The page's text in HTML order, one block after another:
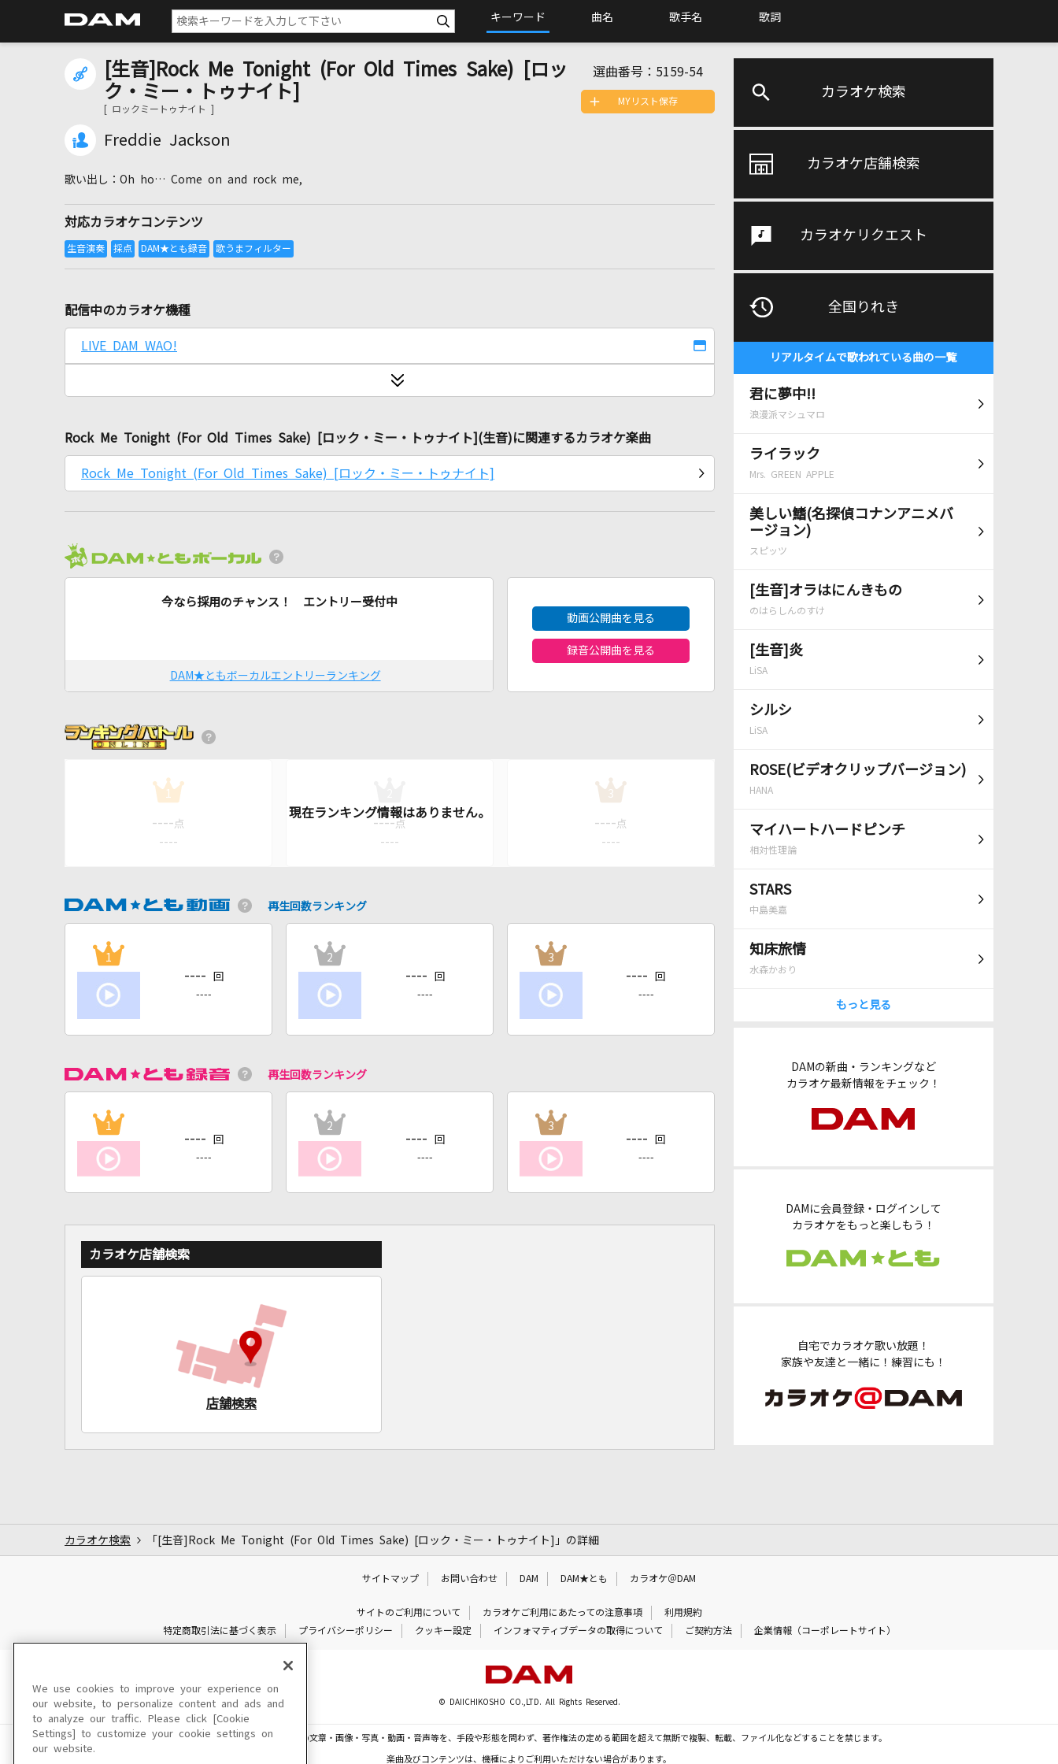
キーワード 曲名 歌手名 歌詞
カラオケ検索
カラオケ店舗検索
カラオケリクエスト
全国りれき
リアルタイムで歌われている曲の一覧
君に夢中!!
浪漫派マシュマロ
ライラック
Mrs. GREEN APPLE
美しい鰭(名探偵コナンアニメバ
ージョン)
スピッツ
[生音]オラはにんきもの
のはらしんのすけ
[生音]炎
LiSA
シルシ
LiSA
ROSE(ビデオクリップバージョン)
HANA
マイハートハードピンチ
相対性理論
STARS
中島美嘉
知床旅情
水森かおり
もっと見る
DAMの新曲・ランキングなど
カラオケ最新情報をチェック！
DAMに会員登録・ログインして
カラオケをもっと楽しもう！
自宅でカラオケ歌い放題！
家族や友達と一緒に！練習にも！
[生音]Rock Me Tonight (For Old Times Sake) [ロッ
ク・ミー・トゥナイト]
[ ロックミートゥナイト ]
Freddie Jackson
選曲番号： 5159-54
Oh ho… Come on and rock me,
対応カラオケコンテンツ
MYリスト保存
配信中のカラオケ機種
LIVE DAM WAO!
Rock Me Tonight (For Old Times Sake) [ロック・ミー・トゥナイト](生音)に関連するカラオケ楽曲
Rock Me Tonight (For Old Times Sake) [ロック・ミー・トゥナイト]
今なら採用のチャンス！ エントリー受付中
DAM★ともボーカルエントリーランキング
動画公開曲を見る
録音公開曲を見る
1
---- 点
----
---- 点
----
3
---- 点
----
再生回数ランキング
1
---- 回
----
2
---- 回
----
3
---- 回
----
再生回数ランキング
1
---- 回
----
2
---- 回
----
3
---- 回
----
カラオケ店舗検索
店舗検索
カラオケ検索 「[生音]Rock Me Tonight (For Old Times Sake) [ロック・ミー・トゥナイト]」の詳細
サイトマップ お問い合わせ DAM DAM★とも カラオケ＠DAM
サイトのご利用について カラオケご利用にあたっての注意事項
利用規約
特定商取引法に基づく表示
プライバシーポリシー クッキー設定 インフォマティブデータの取得について ご契約方法 企業情報（コーポレートサイト）
© DAIICHIKOSHO CO.,LTD. All Rights Reserved.
このサイトに掲載されている一切の文章・画像・写真・動画・音声等を、手段や形態を問わず、著作権法の定める範囲を超えて無断で複製、転載、ファイル化などすることを禁じます。
楽曲及びコンテンツは、機種によりご利用いただけない場合があります。
We use cookies to improve your experience on
our website, to personalize content and ads and
to analyze our traffic. Please click [Cookie
Settings] to customize your cookie settings on
our website.